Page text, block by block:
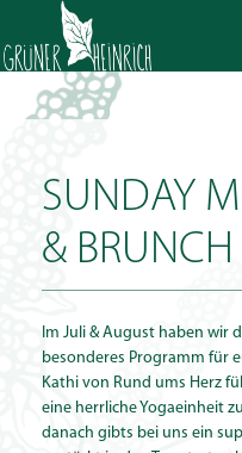
SUNDAY
& BRUNCH
Im Juli & August haben wir
besonderes Programm für
Kathi von Rund ums Herz
eine herrliche Yogaeinheit
danach gibts bei uns ein